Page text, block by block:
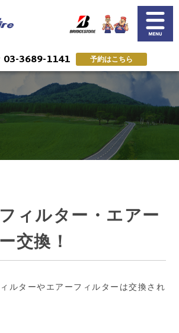
03-3689-1141 予約はこちら
お知らせ一覧
SHOP INFO & ACSESS
店舗情報&アクセス
ー
RESERVE by LINE
LINEで予約
ィルター・エアー
交換！
ルターやエアーフィルターは交換され